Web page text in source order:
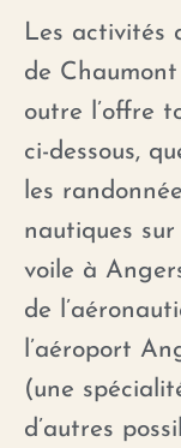
Les activités
de Chaumont
outre l’offre
ci-dessous,
les
nautiques
voile à
de
l’aéroport
(une
d’autres